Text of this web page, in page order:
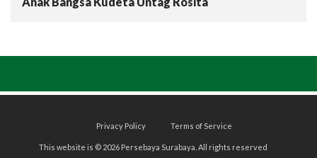
Privacy Policy Terms of Service
This website is © 2026 Persebaya Surabaya. All rights reserved